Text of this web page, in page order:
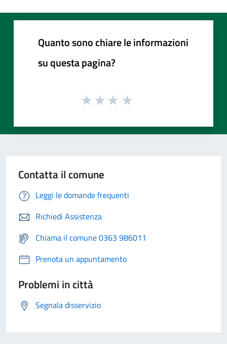
Quanto sono chiare le informazioni
su questa pagina?
Contatta il comune
Leggi le domande frequenti
Richiedi Assistenza
Chiama il comune 0363 986011
Prenota un appuntamento
Problemi in città
Segnala disservizio